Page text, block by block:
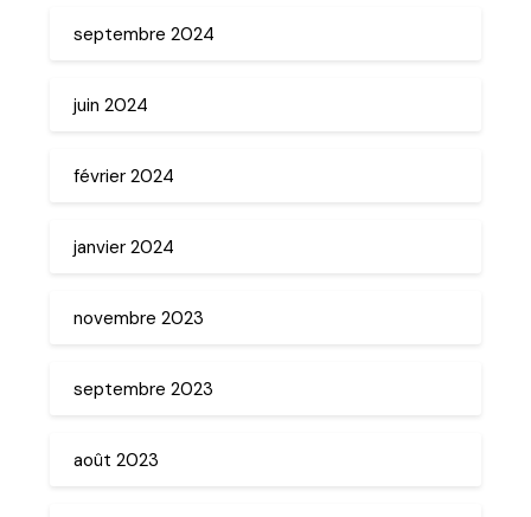
septembre 2024
juin 2024
février 2024
janvier 2024
novembre 2023
septembre 2023
août 2023